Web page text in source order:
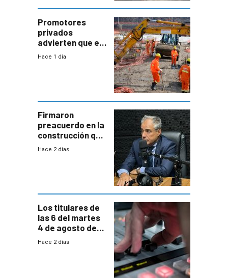
enorme
potencial
Promotores
privados
advierten que el
nuevo convenio
a revisar
proyectos
Hace 1 día
Firmaron
preacuerdo en la
construcción que
comprende
Hace 2 días
Los titulares de
las 6 del martes
4 de agosto de
2026
Hace 2 días